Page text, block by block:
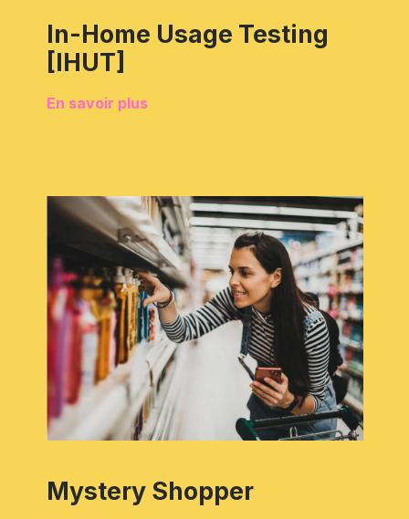
In-Home Usage Testing
[IHUT]
En savoir plus
Mystery Shopper